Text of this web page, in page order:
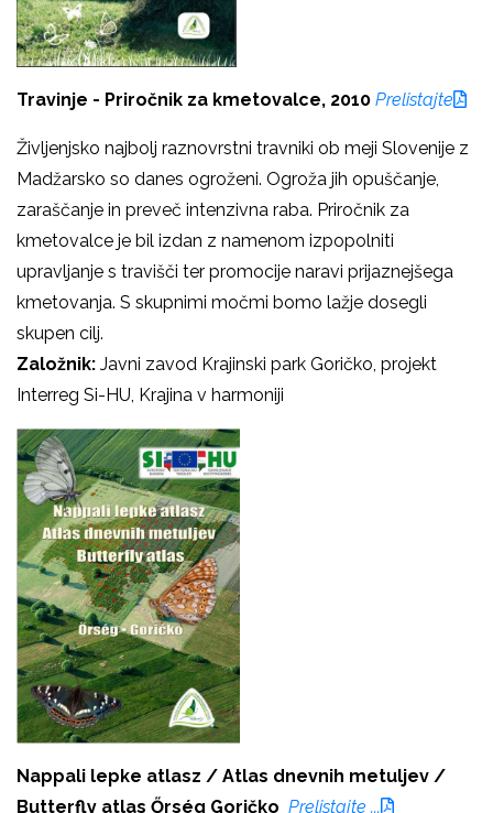
Travinje - Priročnik za kmetovalce, 2010 Prelistajte
Življenjsko najbolj raznovrstni travniki ob meji Slovenije z
Madžarsko so danes ogroženi. Ogroža jih opuščanje,
zaraščanje in preveč intenzivna raba. Priročnik za
kmetovalce je bil izdan z namenom izpopolniti
upravljanje s travišči ter promocije naravi prijaznejšega
kmetovanja. S skupnimi močmi bomo lažje dosegli
skupen cilj.
Založnik: Javni zavod Krajinski park Goričko, projekt
Interreg Si-HU, Krajina v harmoniji
Nappali lepke atlasz / Atlas dnevnih metuljev /
Butterfly atlas Őrség Goričko Prelistajte ...